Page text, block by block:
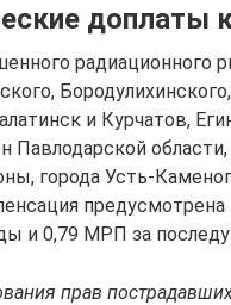
доплаты
радиационного
и Курчатов,
Павлодарской
города Усть-
и 0,79 МРП за
прав